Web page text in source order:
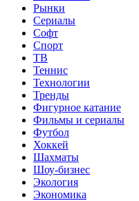
Рынки
Сериалы
Софт
Спорт
ТВ
Теннис
Технологии
Тренды
Фигурное катание
Фильмы и сериалы
Футбол
Хоккей
Шахматы
Шоу-бизнес
Экология
Экономика